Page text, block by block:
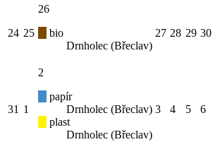
24 25
26
bio
Drnholec (Břeclav)
27 28 29 30
31 1
2
papír
Drnholec (Břeclav)
plast
Drnholec (Břeclav)
3 4 5 6